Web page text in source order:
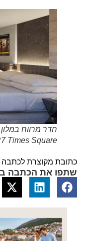
Times Square
כתובת מקוצרת לכתבה זו:
שתפו את הכתבה